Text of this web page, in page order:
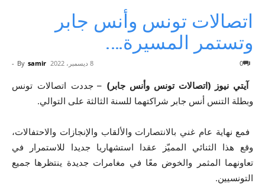
اتصالات تونس وأنس جابر
وتستمر المسيرة….
By samir
- 8 ديسمبر، 2022 0
– آيتي نيوز (اتصالات تونس وأنس جابر)
جددت اتصالات تونس
وبطلة التنس أنس جابر شراكتهما للسنة الثالثة على التوالي.
فمع نهاية عام غني بالانتصارات والألقاب والإنجازات والاحتفالات،
وقع هذا الثنائي المميّز
عقدا استشهاريا جديدا للاستمرار في
تعاونهما المثمر والخوض معًا في مغامرات جديدة ينتظرها جميع
التونسيين.